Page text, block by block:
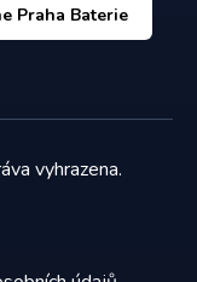
Praha Baterie
vyhrazena.